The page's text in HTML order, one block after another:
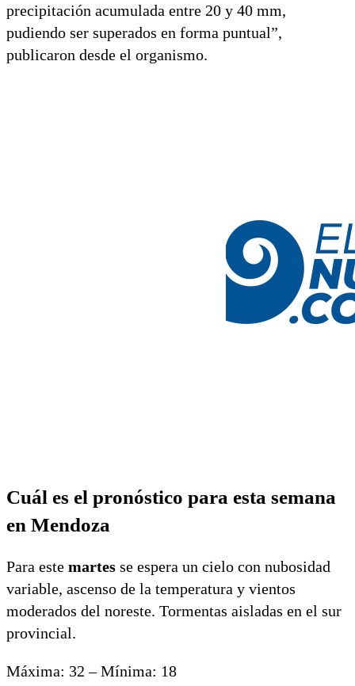
precipitación acumulada entre 20 y 40 mm,
pudiendo ser superados en forma puntual”,
publicaron desde el organismo.
Cuál es el pronóstico para esta semana
en Mendoza
Para este martes se espera un cielo con nubosidad
variable, ascenso de la temperatura y vientos
moderados del noreste. Tormentas aisladas en el sur
provincial.
Máxima: 32 – Mínima: 18